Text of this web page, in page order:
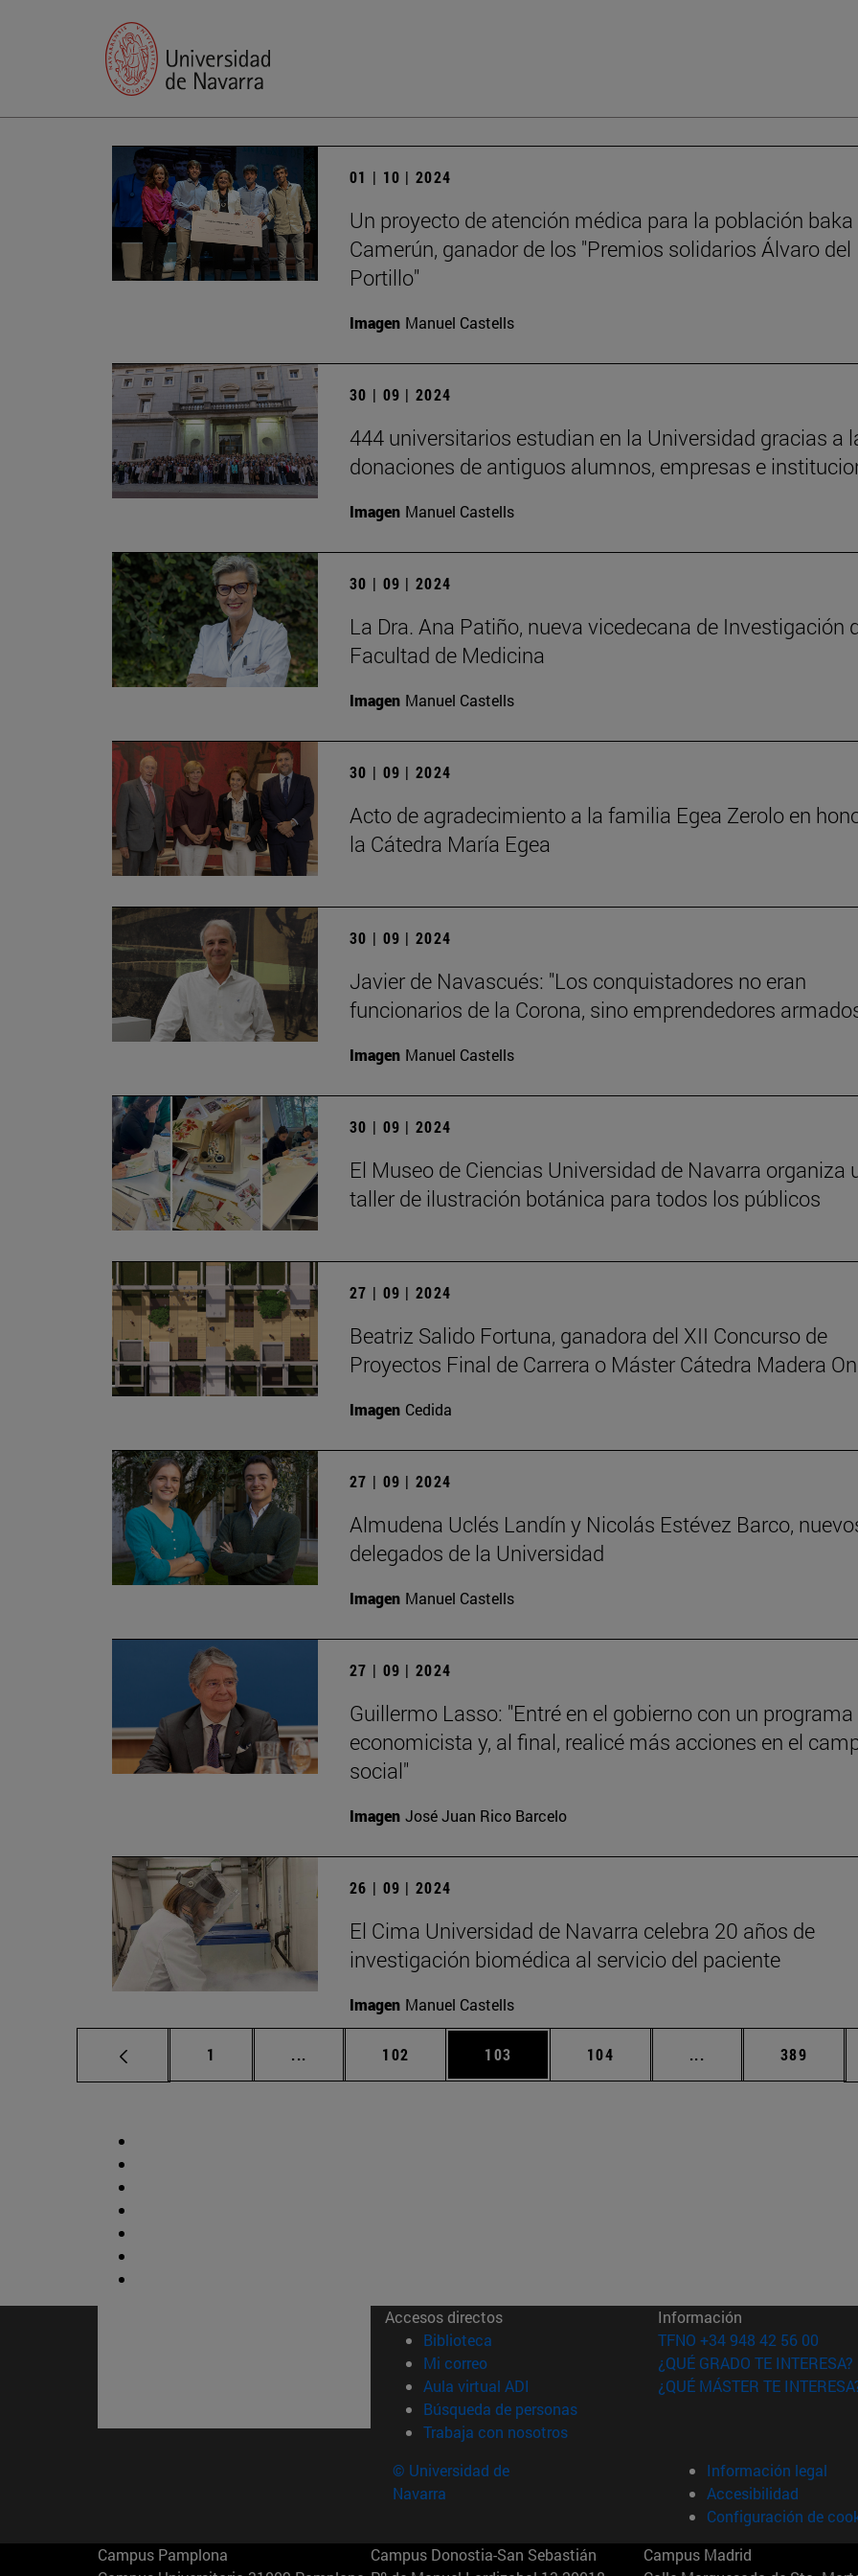
01 | 10 | 2024
Un proyecto de atención médica para la población baka
Camerún, ganador de los "Premios solidarios Álvaro del
Portillo"
Imagen Manuel Castells
30 | 09 | 2024
444 universitarios estudian en la Universidad gracias a
donaciones de antiguos alumnos, empresas e
Imagen Manuel Castells
30 | 09 | 2024
La Dra. Ana Patiño, nueva vicedecana de Investigación
Facultad de Medicina
Imagen Manuel Castells
30 | 09 | 2024
Acto de agradecimiento a la familia Egea Zerolo en
la Cátedra María Egea
30 | 09 | 2024
Javier de Navascués: "Los conquistadores no eran
funcionarios de la Corona, sino emprendedores
Imagen Manuel Castells
30 | 09 | 2024
El Museo de Ciencias Universidad de Navarra organiza
taller de ilustración botánica para todos los públicos
27 | 09 | 2024
Beatriz Salido Fortuna, ganadora del XII Concurso de
Proyectos Final de Carrera o Máster Cátedra Madera
Imagen Cedida
27 | 09 | 2024
Almudena Uclés Landín y Nicolás Estévez Barco,
delegados de la Universidad
Imagen Manuel Castells
27 | 09 | 2024
Guillermo Lasso: "Entré en el gobierno con un programa
economicista y, al final, realicé más acciones en el
social"
Imagen José Juan Rico Barcelo
26 | 09 | 2024
El Cima Universidad de Navarra celebra 20 años de
investigación biomédica al servicio del paciente
Imagen Manuel Castells
Página
1 ... Páginas intermedias Use TAB para desplazarse.
Página
102 Página
103 Página
104 ... Páginas intermedias
Página
389
Accesos directos
Biblioteca (abre en nueva ventana)
Mi correo(abre en nueva ventana)
Aula virtual ADI (abre en nueva ventana)
Búsqueda de personas(abre en nueva ventana)
Trabaja con nosotros(abre en nueva ventana)
Información
TFNO +34 948 42 56 00
¿QUÉ GRADO TE INTERESA?
¿QUÉ MÁSTER TE
© Universidad de
Navarra
Información legal
Accesibilidad
Configuración de
Campus Pamplona
Campus Donostia-San Sebastián
Campus Madrid